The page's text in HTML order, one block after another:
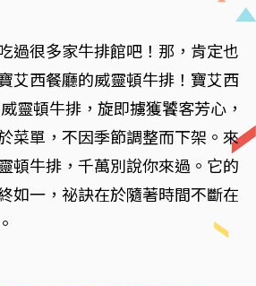
過很多家牛排館吧！那，肯定也
艾西餐廳的威靈頓牛排！寶艾西
靈頓牛排，旋即擄獲饕客芳心，
菜單，不因季節調整而下架。來
頓牛排，千萬別說你來過。它的
如一，祕訣在於隨著時間不斷在